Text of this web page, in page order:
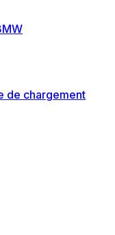
de chargement